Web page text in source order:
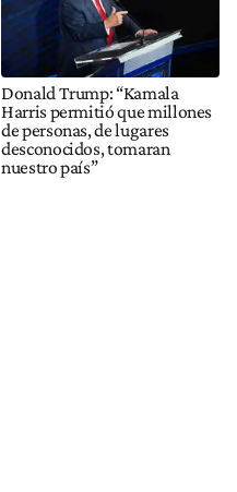
Donald Trump: “Kamala
Harris permitió que millones
de personas, de lugares
desconocidos, tomaran
nuestro país”